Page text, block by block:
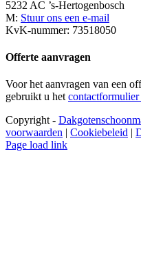
5232 AC ’s-Hertogenbosch
M: Stuur ons een e-mail
KvK-nummer: 73518050
Offerte aanvragen
Voor het aanvragen van een
gebruikt u het contactformulier
Copyright -
voorwaarden | Cookiebeleid |
Page load link